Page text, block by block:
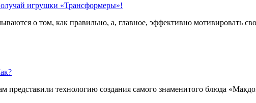
игрушки «Трансформеры»!
о том, как правильно, а, главное, эффективно мотивировать
технологию создания самого знаменитого блюда